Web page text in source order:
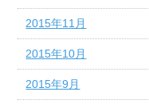
2015年11月
2015年10月
2015年9月